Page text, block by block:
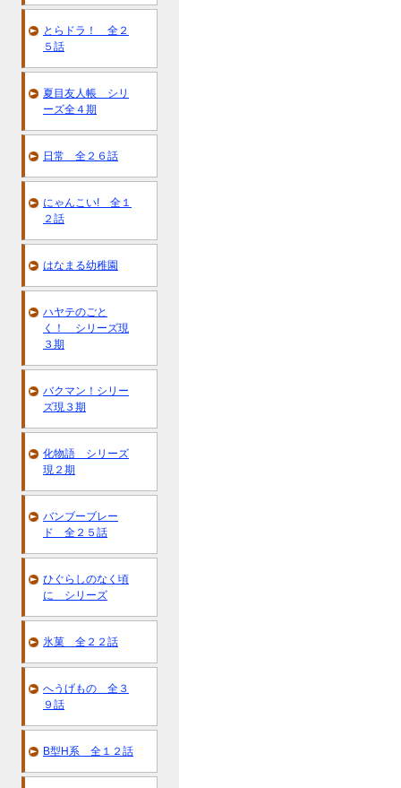
とらドラ！ 全２
５話
夏目友人帳 シリ
ーズ全４期
日常 全２６話
にゃんこい! 全１
２話
はなまる幼稚園
ハヤテのごと
く！ シリーズ現
３期
バクマン！シリー
ズ現３期
化物語 シリーズ
現２期
バンブーブレー
ド 全２５話
ひぐらしのなく頃
に シリーズ
氷菓 全２２話
へうげもの 全３
９話
B型H系 全１２話